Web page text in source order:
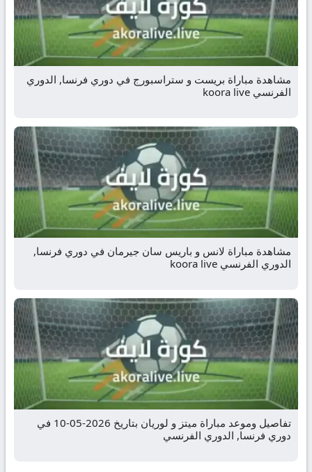
مشاهدة مباراة بريست و ستراسبورج في دوري فرنسا, الدوري
الفرنسي koora live
مشاهدة مباراة لانس و باريس سان جيرمان في دوري فرنسا,
الدوري الفرنسي koora live
تفاصيل وموعد مباراة ميتز و لوريان بتاريخ 2026-05-10 في
دوري فرنسا, الدوري الفرنسي